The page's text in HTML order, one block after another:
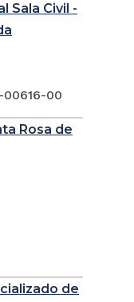
Sala Civil -
00616-00
Rosa de
de